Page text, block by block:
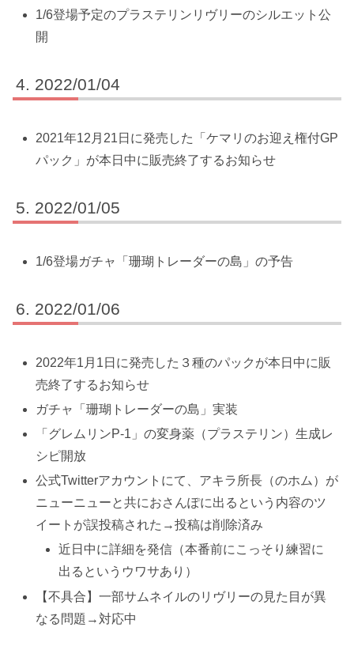
1/6登場予定のプラステリンリヴリーのシルエット公
開
2022/01/04
2021年12月21日に発売した「ケマリのお迎え権付GP
パック」が本日中に販売終了するお知らせ
2022/01/05
1/6登場ガチャ「珊瑚トレーダーの島」の予告
2022/01/06
2022年1月1日に発売した３種のパックが本日中に販
売終了するお知らせ
ガチャ「珊瑚トレーダーの島」実装
「グレムリンP-1」の変身薬（プラステリン）生成レ
シピ開放
公式Twitterアカウントにて、アキラ所長（のホム）が
ニューニューと共におさんぽに出るという内容のツ
イートが誤投稿された→投稿は削除済み
近日中に詳細を発信（本番前にこっそり練習に
出るというウワサあり）
【不具合】一部サムネイルのリヴリーの見た目が異
なる問題→対応中